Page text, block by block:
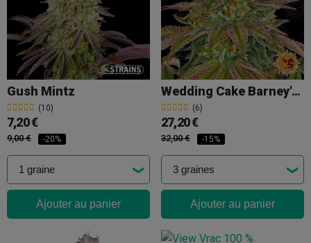
Gush Mintz
(10)
7,20 €
9,00 € -20%
Ajouter au panier
Wedding Cake Barney's Farm
(6)
27,20 €
32,00 € -15%
Ajouter au panier